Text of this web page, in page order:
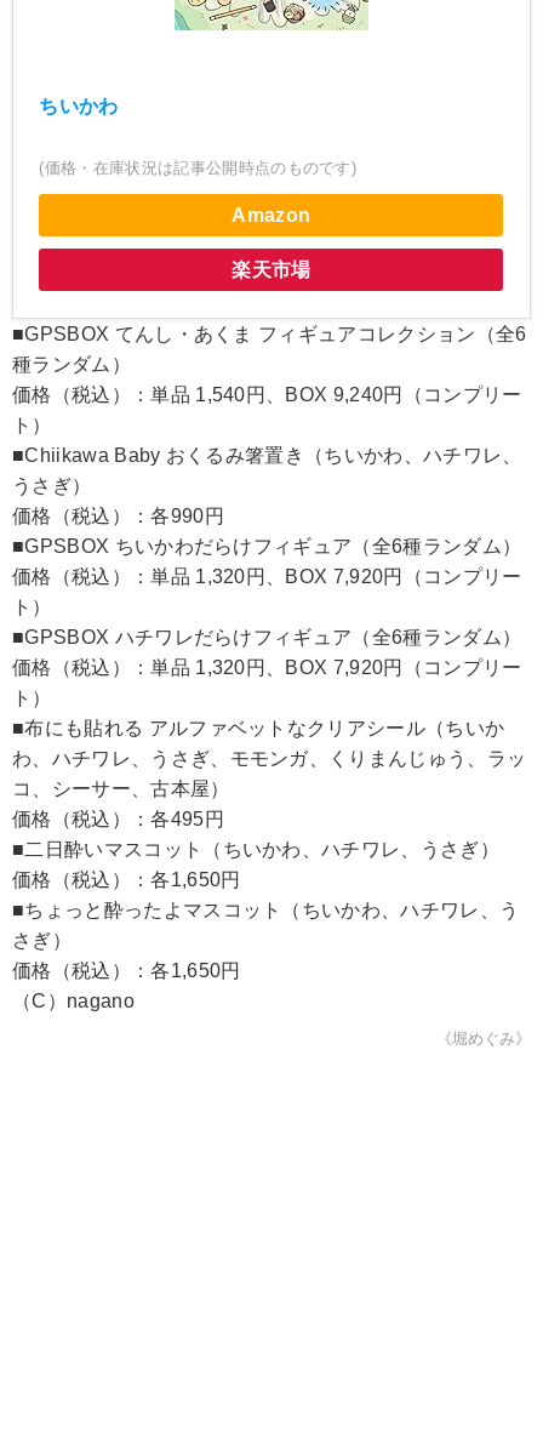
ちいかわ
(価格・在庫状況は記事公開時点のものです)
Amazon
楽天市場
■GPSBOX てんし・あくま フィギュアコレクション（全6
種ランダム）
価格（税込）：単品 1,540円、BOX 9,240円（コンプリー
ト）
■Chiikawa Baby おくるみ箸置き（ちいかわ、ハチワレ、
うさぎ）
価格（税込）：各990円
■GPSBOX ちいかわだらけフィギュア（全6種ランダム）
価格（税込）：単品 1,320円、BOX 7,920円（コンプリー
ト）
■GPSBOX ハチワレだらけフィギュア（全6種ランダム）
価格（税込）：単品 1,320円、BOX 7,920円（コンプリー
ト）
■布にも貼れる アルファベットなクリアシール（ちいか
わ、ハチワレ、うさぎ、モモンガ、くりまんじゅう、ラッ
コ、シーサー、古本屋）
価格（税込）：各495円
■二日酔いマスコット（ちいかわ、ハチワレ、うさぎ）
価格（税込）：各1,650円
■ちょっと酔ったよマスコット（ちいかわ、ハチワレ、う
さぎ）
価格（税込）：各1,650円
（C）nagano
《堀めぐみ》